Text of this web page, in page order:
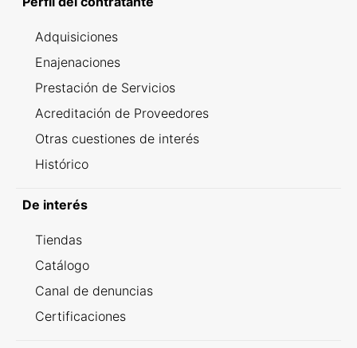
Adquisiciones
Enajenaciones
Prestación de Servicios
Acreditación de Proveedores
Otras cuestiones de interés
Histórico
De interés
Tiendas
Catálogo
Canal de denuncias
Certificaciones